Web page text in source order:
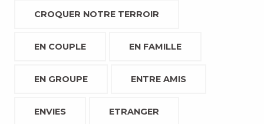
CROQUER NOTRE TERROIR
EN COUPLE EN FAMILLE
EN GROUPE ENTRE AMIS
ENVIES ETRANGER